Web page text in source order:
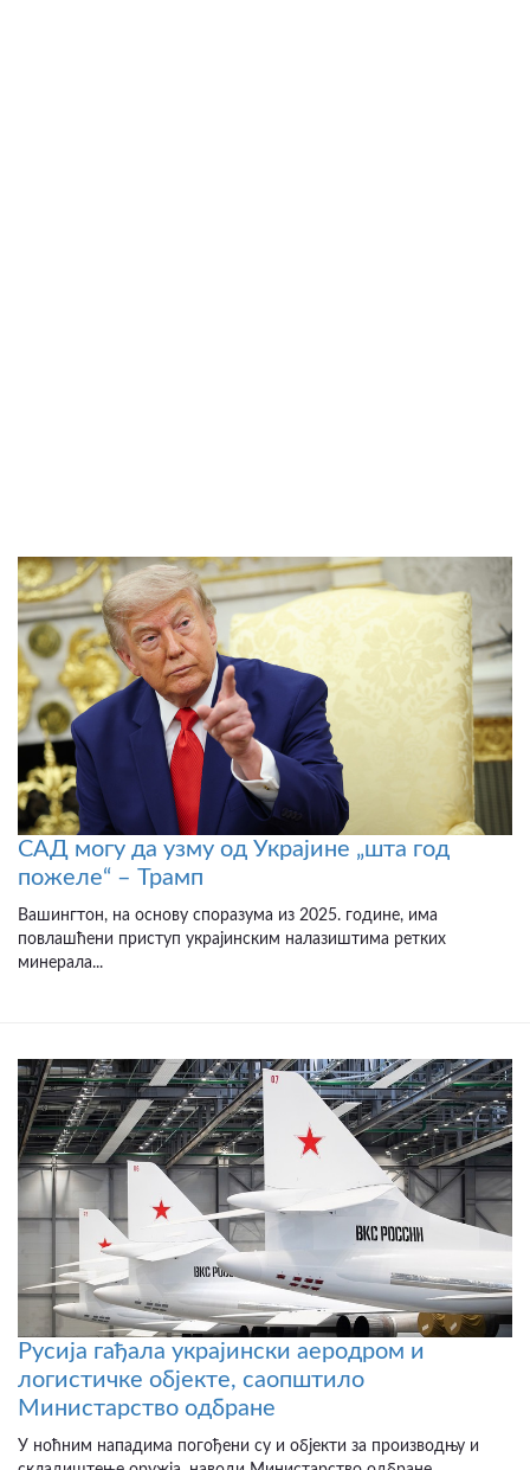
САД могу да узму од Украјине „шта год
пожеле“ – Трамп
Вашингтон, на основу споразума из 2025. године, има
повлашћени приступ украјинским налазиштима ретких
минерала...
Русија гађала украјински аеродром и
логистичке објекте, саопштило
Министарство одбране
У ноћним нападима погођени су и објекти за производњу и